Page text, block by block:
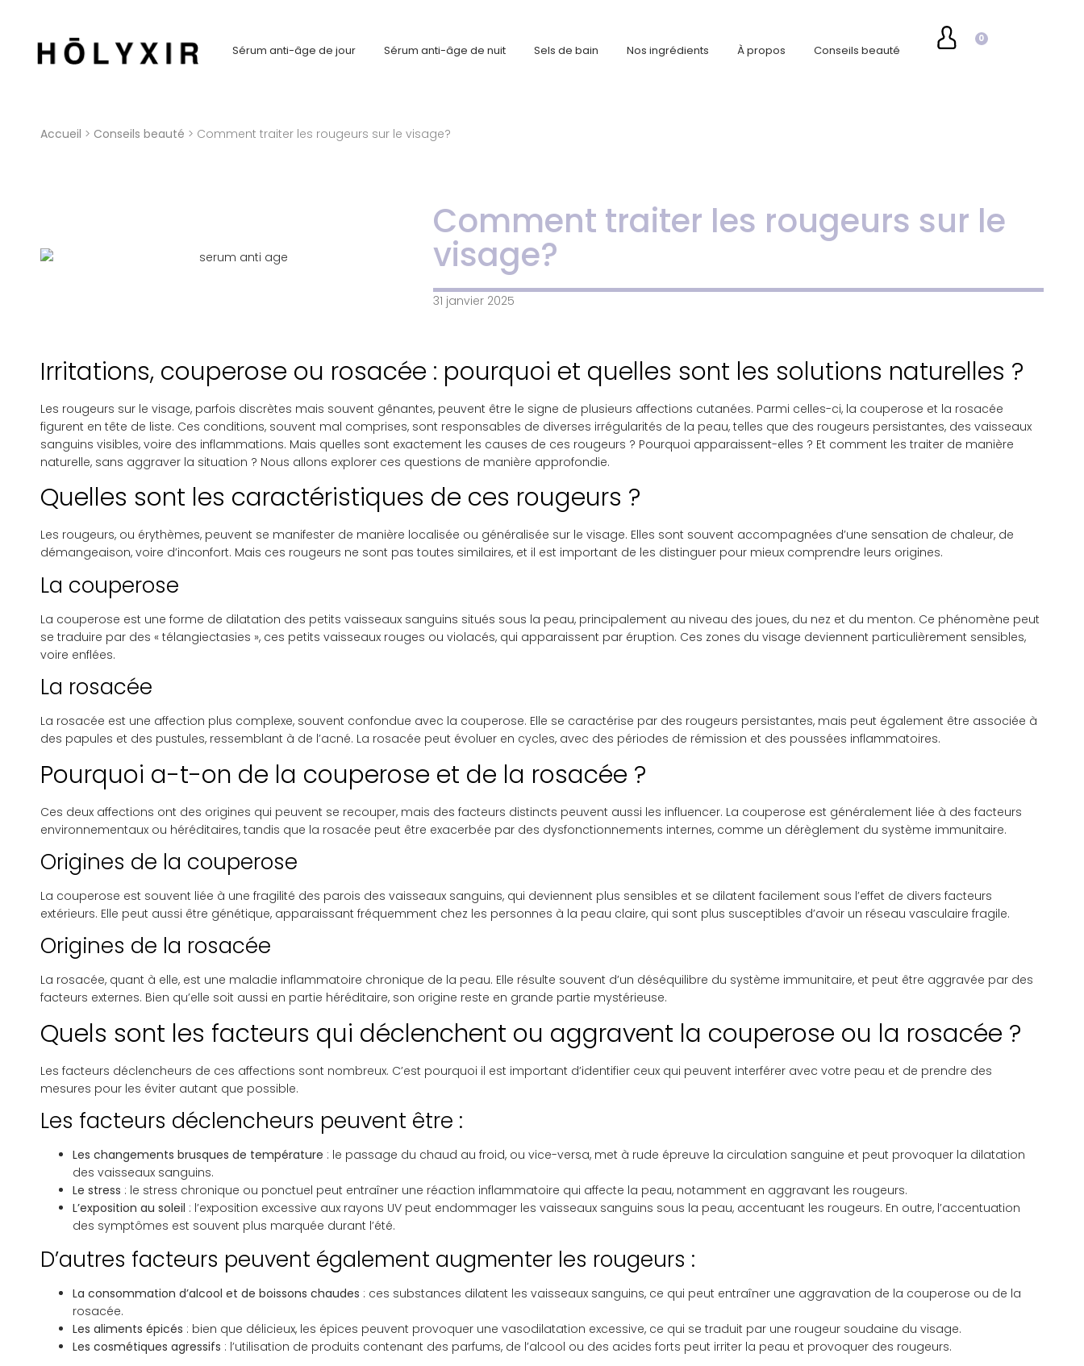
Sérum anti-âge de jour Sérum anti-âge de nuit Sels de bain Nos ingrédients À propos Conseils beauté
0
Accueil > Conseils beauté > Comment traiter les rougeurs sur le visage?
Comment traiter les rougeurs sur le
visage?
31 janvier 2025
Irritations, couperose ou rosacée : pourquoi et quelles sont les solutions naturelles ?
Les rougeurs sur le visage, parfois discrètes mais souvent gênantes, peuvent être le signe de plusieurs affections cutanées. Parmi celles-ci, la couperose et la rosacée
figurent en tête de liste. Ces conditions, souvent mal comprises, sont responsables de diverses irrégularités de la peau, telles que des rougeurs persistantes, des vaisseaux
sanguins visibles, voire des inflammations. Mais quelles sont exactement les causes de ces rougeurs ? Pourquoi apparaissent-elles ? Et comment les traiter de manière
naturelle, sans aggraver la situation ? Nous allons explorer ces questions de manière approfondie.
Quelles sont les caractéristiques de ces rougeurs ?
Les rougeurs, ou érythèmes, peuvent se manifester de manière localisée ou généralisée sur le visage. Elles sont souvent accompagnées d’une sensation de chaleur, de
démangeaison, voire d’inconfort. Mais ces rougeurs ne sont pas toutes similaires, et il est important de les distinguer pour mieux comprendre leurs origines.
La couperose
La couperose est une forme de dilatation des petits vaisseaux sanguins situés sous la peau, principalement au niveau des joues, du nez et du menton. Ce phénomène peut
se traduire par des « télangiectasies », ces petits vaisseaux rouges ou violacés, qui apparaissent par éruption. Ces zones du visage deviennent particulièrement sensibles,
voire enflées.
La rosacée
La rosacée est une affection plus complexe, souvent confondue avec la couperose. Elle se caractérise par des rougeurs persistantes, mais peut également être associée à
des papules et des pustules, ressemblant à de l’acné. La rosacée peut évoluer en cycles, avec des périodes de rémission et des poussées inflammatoires.
Pourquoi a-t-on de la couperose et de la rosacée ?
Ces deux affections ont des origines qui peuvent se recouper, mais des facteurs distincts peuvent aussi les influencer. La couperose est généralement liée à des facteurs
environnementaux ou héréditaires, tandis que la rosacée peut être exacerbée par des dysfonctionnements internes, comme un dérèglement du système immunitaire.
Origines de la couperose
La couperose est souvent liée à une fragilité des parois des vaisseaux sanguins, qui deviennent plus sensibles et se dilatent facilement sous l’effet de divers facteurs
extérieurs. Elle peut aussi être génétique, apparaissant fréquemment chez les personnes à la peau claire, qui sont plus susceptibles d’avoir un réseau vasculaire fragile.
Origines de la rosacée
La rosacée, quant à elle, est une maladie inflammatoire chronique de la peau. Elle résulte souvent d’un déséquilibre du système immunitaire, et peut être aggravée par des
facteurs externes. Bien qu’elle soit aussi en partie héréditaire, son origine reste en grande partie mystérieuse.
Quels sont les facteurs qui déclenchent ou aggravent la couperose ou la rosacée ?
Les facteurs déclencheurs de ces affections sont nombreux. C’est pourquoi il est important d’identifier ceux qui peuvent interférer avec votre peau et de prendre des
mesures pour les éviter autant que possible.
Les facteurs déclencheurs peuvent être :
Les changements brusques de température : le passage du chaud au froid, ou vice-versa, met à rude épreuve la circulation sanguine et peut provoquer la dilatation
des vaisseaux sanguins.
Le stress : le stress chronique ou ponctuel peut entraîner une réaction inflammatoire qui affecte la peau, notamment en aggravant les rougeurs.
L’exposition au soleil : l’exposition excessive aux rayons UV peut endommager les vaisseaux sanguins sous la peau, accentuant les rougeurs. En outre, l’accentuation
des symptômes est souvent plus marquée durant l’été.
D’autres facteurs peuvent également augmenter les rougeurs :
La consommation d’alcool et de boissons chaudes : ces substances dilatent les vaisseaux sanguins, ce qui peut entraîner une aggravation de la couperose ou de la
rosacée.
Les aliments épicés : bien que délicieux, les épices peuvent provoquer une vasodilatation excessive, ce qui se traduit par une rougeur soudaine du visage.
Les cosmétiques agressifs : l’utilisation de produits contenant des parfums, de l’alcool ou des acides forts peut irriter la peau et provoquer des rougeurs.